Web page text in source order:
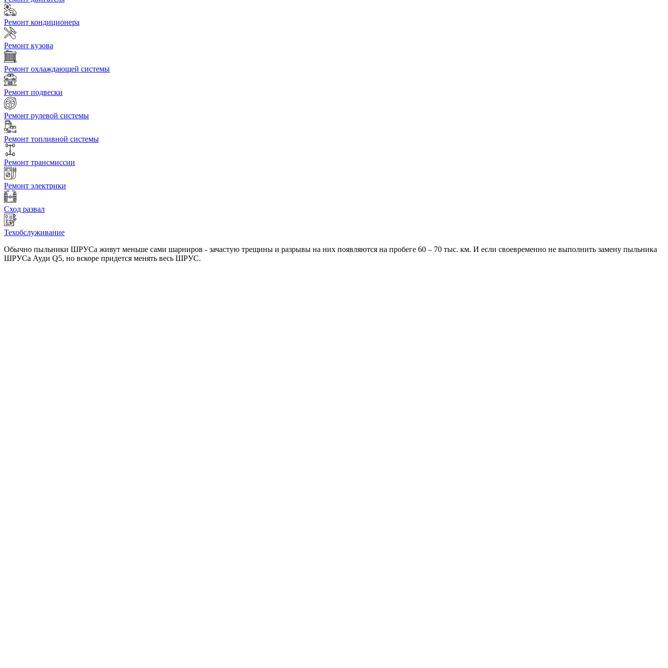
Ремонт кондиционера
Ремонт кузова
Ремонт охлаждающей системы
Ремонт подвески
Ремонт рулевой системы
Ремонт топливной системы
Ремонт трансмиссии
Ремонт электрики
Сход развал
Техобслуживание
Обычно пыльники ШРУСа живут меньше сами шарниров - зачастую трещины и разрывы на них появляются на пробеге 60 – 70 тыс. км. И если своевременно не выполнить замену пыльника
ШРУСа Ауди Q5, но вскоре придется менять весь ШРУС.